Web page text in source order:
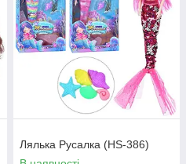
Лялька Русалка (HS-386)